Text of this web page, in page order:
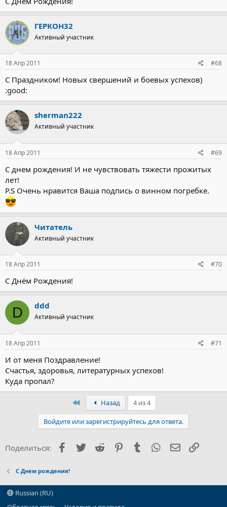
ГЕРКОН32
Активный участник
18 Апр 2011 #68
С Праздником! Новых свершений и боевых успехов)
:good:
sherman222
Активный участник
18 Апр 2011 #69
С днем рождения! И не чувствовать тяжести прожитых
лет!
P.S Очень нравится Ваша подпись о винном погребке.
Читатель
Активный участник
18 Апр 2011 #70
С Днём Рождения!
D ddd
Активный участник
18 Апр 2011 #71
И от меня Поздравление!
Счастья, здоровья, литературных успехов!
Куда пропал?
ПервыйНазад 4 из 4
Войдите или зарегистрируйтесь для ответа.
Поделиться: Facebook
Twitter Reddit PinterestTumblr WhatsApp
С Днем рождения!
Russian (RU)